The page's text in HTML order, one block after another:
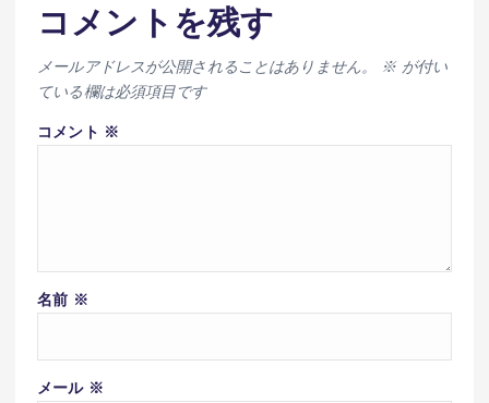
コメントを残す
メールアドレスが公開されることはありません。 ※が付い
ている欄は必須項目です
コメント ※
名前 ※
メール ※